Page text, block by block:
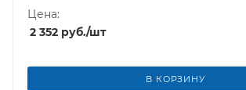
Цена:
2 352 руб./шт
В КОРЗИНУ